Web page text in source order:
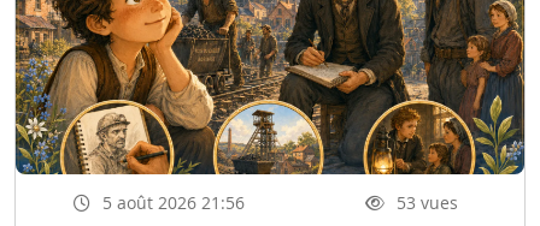
5 août 2026 21:56 53 vues